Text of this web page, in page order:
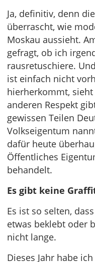
Ja, definitiv, denn
überrascht, wie
Moskau aussieht.
gefragt, ob ich
rausretuschiere.
ist einfach nicht
hierherkommt,
anderen Respekt
gewissen Teilen
Volkseigentum
dafür heute
Öffentliches
behandelt.
Es gibt keine
Es ist so selten,
etwas beklebt oder
nicht lange.
Dieses Jahr habe